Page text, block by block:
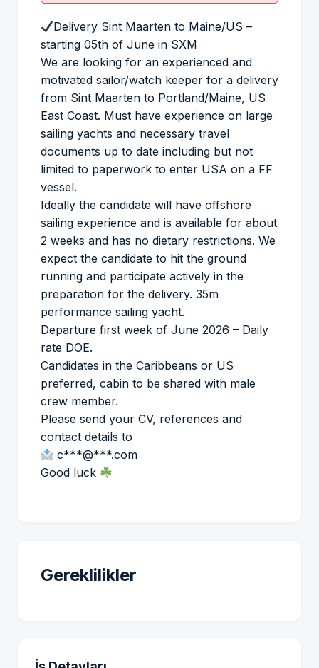
Delivery Sint Maarten to Maine/US –
starting 05th of June in SXM
We are looking for an experienced and
motivated sailor/watch keeper for a delivery
from Sint Maarten to Portland/Maine, US
East Coast. Must have experience on large
sailing yachts and necessary travel
documents up to date including but not
limited to paperwork to enter USA on a FF
vessel.
Ideally the candidate will have offshore
sailing experience and is available for about
2 weeks and has no dietary restrictions. We
expect the candidate to hit the ground
running and participate actively in the
preparation for the delivery. 35m
performance sailing yacht.
Departure first week of June 2026 – Daily
rate DOE.
Candidates in the Caribbeans or US
preferred, cabin to be shared with male
crew member.
Please send your CV, references and
contact details to
c***@***.com
Good luck
Gereklilikler